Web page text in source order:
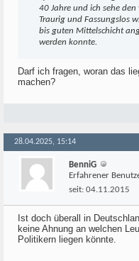
40 Jahre und ich sehe den
Traurig und Fassungslos
bis guten Mittelschicht
werden konnte.
Darf ich fragen, woran das
machen?
28.04.2025, 15:14
BenniG
Erfahrener
seit: 04.11.2015
Ist doch überall in
keine Ahnung an welchen
Politikern liegen könnte.